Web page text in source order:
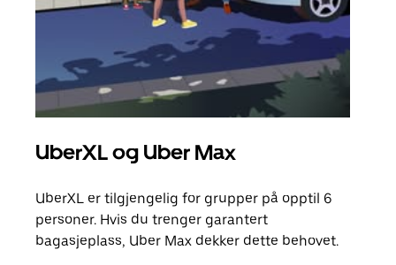
UberXL og Uber Max
UberXL er tilgjengelig for grupper på opptil 6
personer. Hvis du trenger garantert
bagasjeplass, Uber Max dekker dette behovet.